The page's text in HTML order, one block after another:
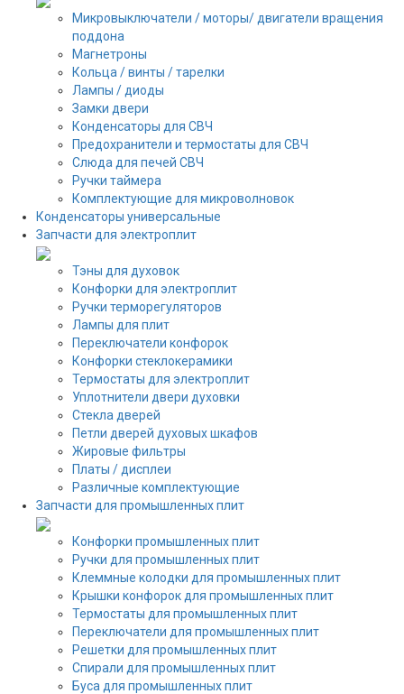
Микровыключатели / моторы/ двигатели вращения
поддона
Магнетроны
Кольца / винты / тарелки
Лампы / диоды
Замки двери
Конденсаторы для СВЧ
Предохранители и термостаты для СВЧ
Слюда для печей СВЧ
Ручки таймера
Комплектующие для микроволновок
Конденсаторы универсальные
Запчасти для электроплит
Тэны для духовок
Конфорки для электроплит
Ручки терморегуляторов
Лампы для плит
Переключатели конфорок
Конфорки стеклокерамики
Термостаты для электроплит
Уплотнители двери духовки
Стекла дверей
Петли дверей духовых шкафов
Жировые фильтры
Платы / дисплеи
Различные комплектующие
Запчасти для промышленных плит
Конфорки промышленных плит
Ручки для промышленных плит
Клеммные колодки для промышленных плит
Крышки конфорок для промышленных плит
Термостаты для промышленных плит
Переключатели для промышленных плит
Решетки для промышленных плит
Спирали для промышленных плит
Буса для промышленных плит